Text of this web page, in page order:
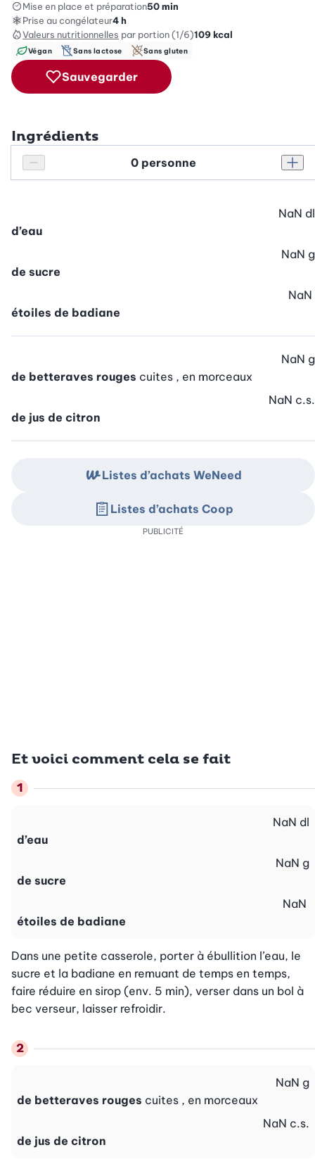
Mise en place et préparation50 min
Prise au congélateur4 h
Valeurs nutritionnelles par portion (1/6)109kcal
Végan Sans lactose Sans gluten
Sauvegarder
Ingrédients
Réduire le nombre de personnes
Personnes
d’eau
NaN dl
de sucre
NaN g
étoiles de badiane
NaN
de betteraves rouges cuites , en morceaux
NaN g
de jus de citron
NaN c.s.
Et voici comment cela se fait
d’eau
NaN dl
de sucre
NaN g
étoiles de badiane
NaN
Dans une petite casserole, porter à ébullition l’eau, le
sucre et la badiane en remuant de temps en temps,
faire réduire en sirop (env. 5 min), verser dans un bol à
bec verseur, laisser refroidir.
de betteraves rouges cuites , en morceaux
NaN g
de jus de citron
NaN c.s.
Listes d’achats WeNeed
Listes d’achats Coop
PUBLICITÉ